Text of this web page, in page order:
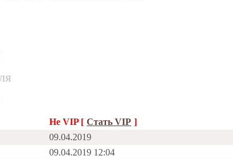
Не VIP [ Стать VIP ]
09.04.2019
09.04.2019 12:04